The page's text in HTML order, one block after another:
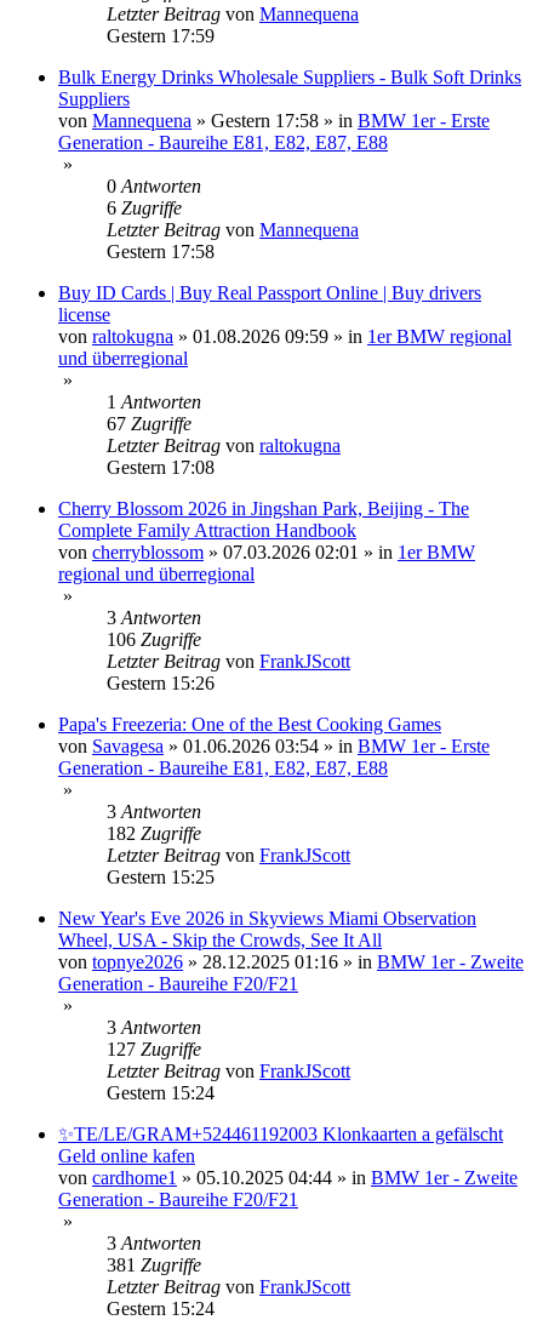
Letzter Beitrag von Mannequena
Gestern 17:59
Bulk Energy Drinks Wholesale Suppliers - Bulk Soft Drinks
Suppliers
von Mannequena » Gestern 17:58 » in BMW 1er - Erste
Generation - Baureihe E81, E82, E87, E88
»
0 Antworten
6 Zugriffe
Letzter Beitrag von Mannequena
Gestern 17:58
Buy ID Cards | Buy Real Passport Online | Buy drivers
license
von raltokugna » 01.08.2026 09:59 » in 1er BMW regional
und überregional
»
1 Antworten
67 Zugriffe
Letzter Beitrag von raltokugna
Gestern 17:08
Cherry Blossom 2026 in Jingshan Park, Beijing - The
Complete Family Attraction Handbook
von cherryblossom » 07.03.2026 02:01 » in 1er BMW
regional und überregional
»
3 Antworten
106 Zugriffe
Letzter Beitrag von FrankJScott
Gestern 15:26
Papa's Freezeria: One of the Best Cooking Games
von Savagesa » 01.06.2026 03:54 » in BMW 1er - Erste
Generation - Baureihe E81, E82, E87, E88
»
3 Antworten
182 Zugriffe
Letzter Beitrag von FrankJScott
Gestern 15:25
New Year's Eve 2026 in Skyviews Miami Observation
Wheel, USA - Skip the Crowds, See It All
von topnye2026 » 28.12.2025 01:16 » in BMW 1er - Zweite
Generation - Baureihe F20/F21
»
3 Antworten
127 Zugriffe
Letzter Beitrag von FrankJScott
Gestern 15:24
✨TE/LE/GRAM+524461192003 Klonkaarten a gefälscht
Geld online kafen
von cardhome1 » 05.10.2025 04:44 » in BMW 1er - Zweite
Generation - Baureihe F20/F21
»
3 Antworten
381 Zugriffe
Letzter Beitrag von FrankJScott
Gestern 15:24